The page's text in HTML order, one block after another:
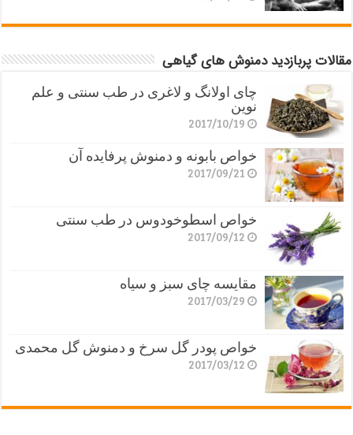
مقالات پربازدید دمنوش های گیاهی
چای اولانگ و لاغری در طب سنتی و علم
نوین
2017/10/19
خواص بابونه و دمنوش پرفایده آن
2017/09/21
خواص اسطوخودوس در طب سنتی
2017/09/12
مقایسه چای سبز و سیاه
2017/03/29
خواص پودر گل سرخ و دمنوش گل محمدی
2017/03/12